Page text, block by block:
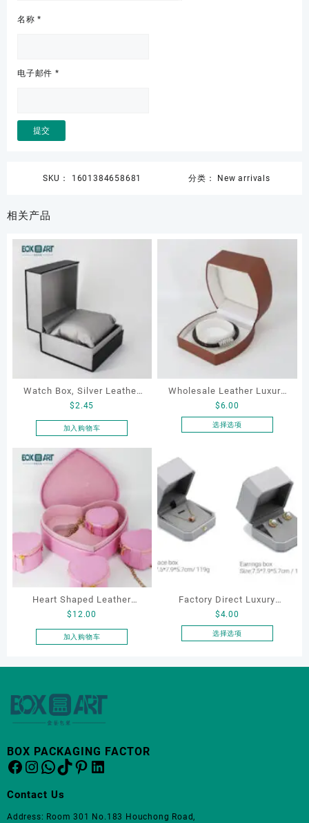
名称*
电子邮件 *
SKU： 1601384658681 分类： New arrivals
相关产品
Watch Box, Silver Leather
Watch Box
$2.45
加入购物车
Wholesale Leather Luxury
Package LED Jewellery
Packaging Ring Bracelet
Packaging Box Custom
Jewelry Packaging
$6.00
选择选项
品
页
面
上
Heart Shaped Leather
Cosmetic Bag, Cosmetic
Gift Bag, Heart Shaped
$ 12.00
加入购物车
Factory Direct Luxury
Jewelry Box Set
Elegantjewelry Boxes
Necklace Earrings
$4.00
选择选项
BOX PACKAGING FACTOR
Facebook
Instagram
WhatsApp
TikTok
Pinterest
LinkedIn
Contact Us
Address: Room 301 No.183 Houchong Road,